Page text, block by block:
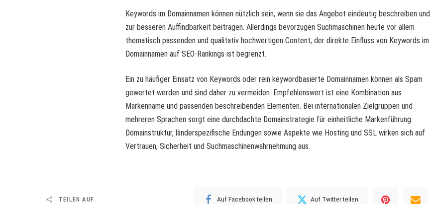
Keywords im Domainnamen können nützlich sein, wenn sie das Angebot eindeutig beschreiben und
zur besseren Auffindbarkeit beitragen. Allerdings bevorzugen Suchmaschinen heute vor allem
thematisch passenden und qualitativ hochwertigen Content; der direkte Einfluss von Keywords im
Domainnamen auf SEO-Rankings ist begrenzt.
Ein zu häufiger Einsatz von Keywords oder rein keywordbasierte Domainnamen können als Spam
gewertet werden und sind daher zu vermeiden. Empfehlenswert ist eine Kombination aus
Markenname und passenden beschreibenden Elementen. Bei internationalen Zielgruppen und
mehreren Sprachen sorgt eine durchdachte Domainstrategie für einheitliche Markenführung.
Domainstruktur, länderspezifische Endungen sowie Aspekte wie Hosting und SSL wirken sich auf
Vertrauen, Sicherheit und Suchmaschinenwahrnehmung aus.
TEILEN AUF Auf Facebook teilen Auf Twitter teilen